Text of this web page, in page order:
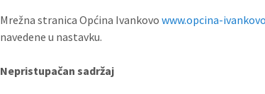
Mrežna stranica Općina Ivankovowww.opcina-
navedene u nastavku.
Nepristupačan sadržaj